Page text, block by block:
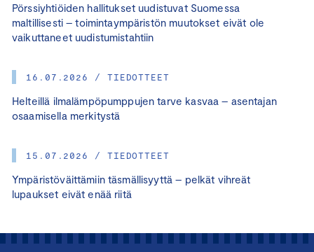
Pörssiyhtiöiden hallitukset uudistuvat Suomessa
maltillisesti – toimintaympäristön muutokset eivät ole
vaikuttaneet uudistumistahtiin
16.07.2026 / TIEDOTTEET
Helteillä ilmalämpöpumppujen tarve kasvaa – asentajan
osaamisella merkitystä
15.07.2026 / TIEDOTTEET
Ympäristöväittämiin täsmällisyyttä – pelkät vihreät
lupaukset eivät enää riitä